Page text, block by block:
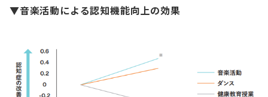
▼音楽活動による認知機能向上の効果